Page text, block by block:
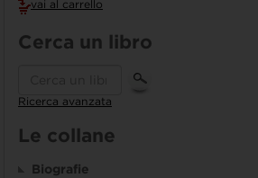
vai al carrello
Cerca un libro
Ricerca avanzata
Le collane
Biografie